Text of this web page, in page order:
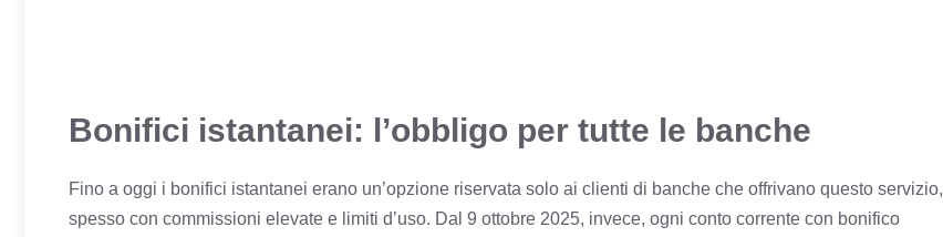
Bonifici istantanei: l’obbligo per tutte le banche
Fino a oggi i bonifici istantanei erano un’opzione riservata solo ai clienti di banche che offrivano questo servizio,
spesso con commissioni elevate e limiti d’uso. Dal 9 ottobre 2025, invece, ogni conto corrente con bonifico